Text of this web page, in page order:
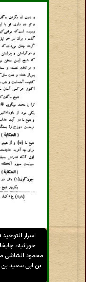
اسرار
محمود الشاشی
بن ابی سعید بن